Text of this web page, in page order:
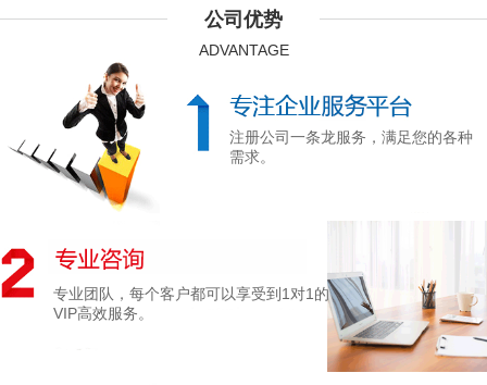
公司优势
ADVANTAGE
注册公司一条龙服务，满足您的各种
需求。
专业团队，每个客户都可以享受到1对1的
VIP高效服务。